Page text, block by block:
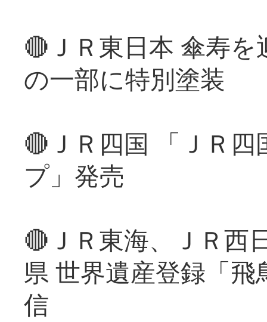
🔴ＪＲ東日本 傘寿
の一部に特別塗装
🔴ＪＲ四国 「ＪＲ
プ」発売
🔴ＪＲ東海、ＪＲ西
県 世界遺産登録「
信